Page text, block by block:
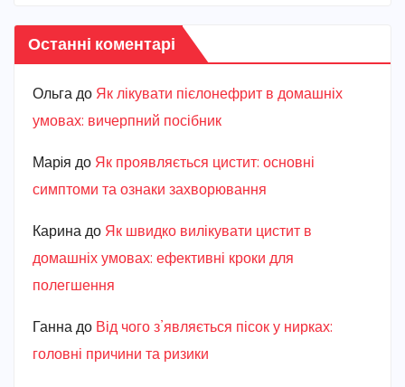
Останні коментарі
Ольга до Як лікувати пієлонефрит в домашніх
умовах: вичерпний посібник
Марiя до Як проявляється цистит: основні
симптоми та ознаки захворювання
Карина до Як швидко вилікувати цистит в
домашніх умовах: ефективні кроки для
полегшення
Ганна до Від чого з’являється пісок у нирках:
головні причини та ризики